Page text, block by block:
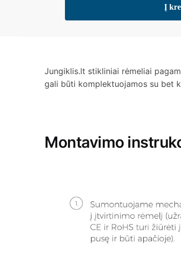
Į
Jungiklis.lt stikliniai rėmeliai
gali būti komplektuojamos su bet
Montavimo